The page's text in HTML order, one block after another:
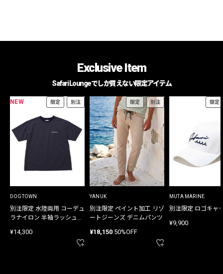
Exclusive Item
Safari Loungeでしか買えない限定アイテム
NEW 限定 別注
DOGTOWN
別注限定 水陸両用 コーデュ
ラナイロン 半袖ラッシュガ
¥14,300
限定 別注
YANUK
別注限定 ペイント加工 リゾ
ートジーンズ デニムパンツ
¥18,150 50%OFF
限定
MUTA MARINE
別注限定 ロゴキャ
¥9,900